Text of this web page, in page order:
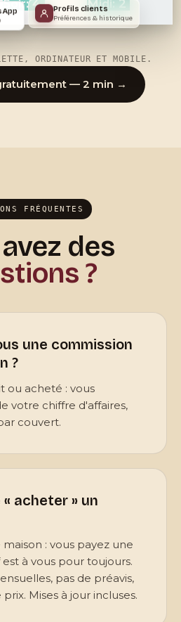
Soir: 4 Midi: 2
Profils clients
Préférences & historique
ORDINATEUR ET MOBILE.
— 2 min →
FRÉQUENTES
des
?
une commission
?
ou acheté : vous
votre chiffre d'affaires,
couvert.
acheter » un
: vous payez une
à vous pour toujours.
pas de préavis,
Mises à jour incluses.